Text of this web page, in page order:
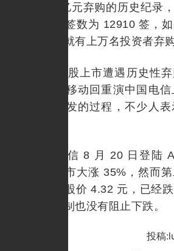
银行 6.53 亿元弃购的历史纪录
一签，弃购签数为 12910 签，
资者的话，就有上万名投资者弃购
移动 A 股上市遭遇历史性弃
友非常担心移动回重演中国电
大涨然后破发的过程，不少人
中国电信 8 月 20 日登陆 A
元，首日上市大涨 35%，然而
走低，现在股价 4.32 元，已经
行了绿鞋机制也没有阻止下跌。
投稿